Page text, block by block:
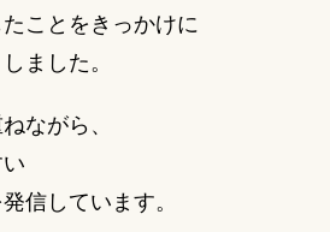
ことをきっかけに
ました。
ながら、
信しています。